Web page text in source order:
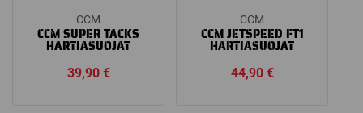
CCM
CCM SUPER TACKS
HARTIASUOJAT
39,90 €
CCM
CCM JETSPEED FT1
HARTIASUOJAT
44,90 €